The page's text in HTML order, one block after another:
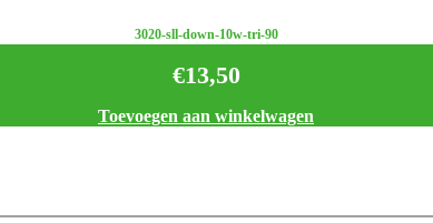
3020-sll-down-10w-tri-90
€13,50
Toevoegen aan winkelwagen